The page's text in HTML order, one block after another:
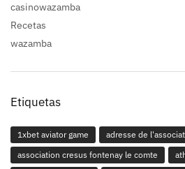
casinowazamba
Recetas
wazamba
Etiquetas
1xbet aviator game
adresse de
association cresus fontenay le comte